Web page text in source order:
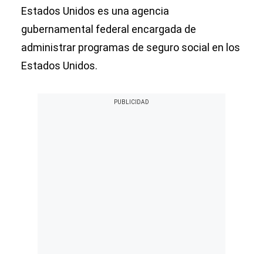
Estados Unidos es una agencia
gubernamental federal encargada de
administrar programas de seguro social en los
Estados Unidos.